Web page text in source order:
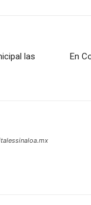
las
En